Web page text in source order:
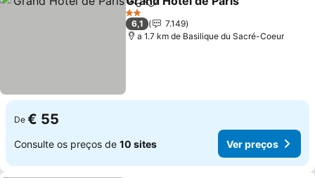
PartilharAdicionar aos favoritos
2 Estrelas
6,1
7.149
a 1.7 km de Basilique du Sacré-Coeur
De € 55
Consulte os preços de 10 sites Ver preços